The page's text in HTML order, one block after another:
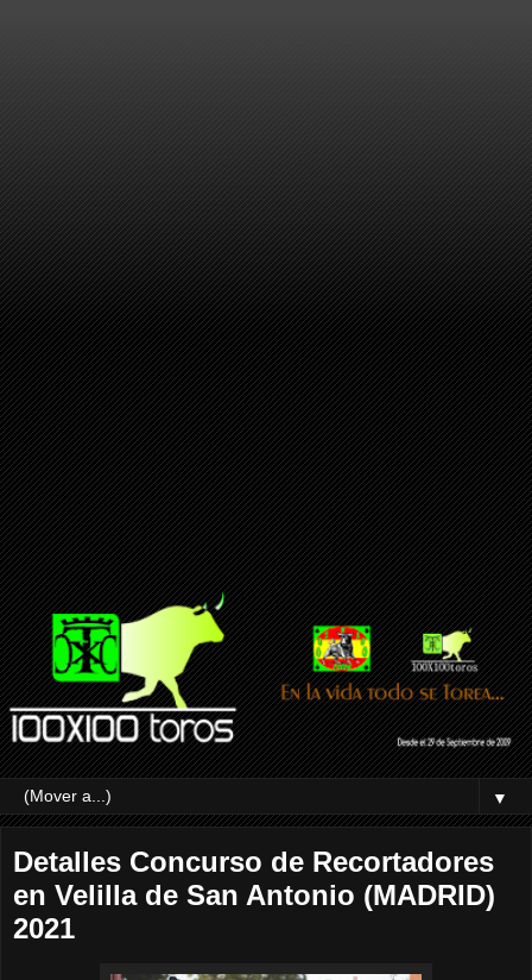
▼
Detalles Concurso de Recortadores
en Velilla de San Antonio (MADRID)
2021